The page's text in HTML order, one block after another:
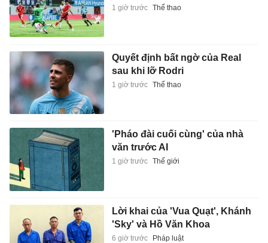
1 giờ trước Thể thao
Quyết định bất ngờ của Real
sau khi lỡ Rodri
1 giờ trước Thể thao
'Pháo đài cuối cùng' của nhà
văn trước AI
1 giờ trước Thế giới
Lời khai của 'Vua Quạt', Khánh
'Sky' và Hồ Văn Khoa
6 giờ trước Pháp luật